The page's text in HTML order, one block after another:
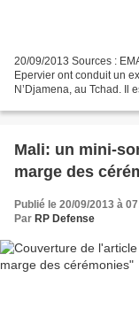
20/09/2013 Sources :
Epervier ont conduit un
N’Djamena, au Tchad. Il
Mali: un mini-
marge des
Publié le 20/09/2013 à
Par RP Defense